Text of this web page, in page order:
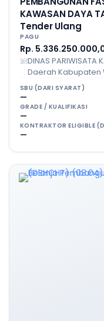
KAWASAN DAYA
Tender Ulang
PAGU
Rp.
DINAS PARIWISATA
Daerah Kabupaten
SBU (DARI SYARAT)
—
GRADE / KUALIFIKASI
—
KONTRAKTOR ELIGIBLE
—